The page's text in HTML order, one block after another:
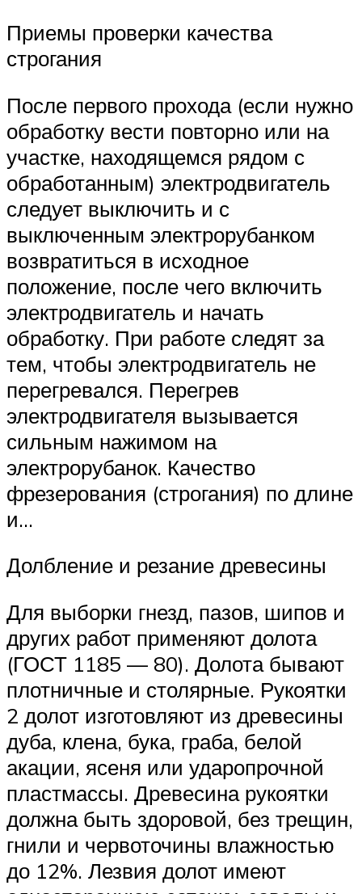
Приемы проверки качества
строгания
После первого прохода (если нужно
обработку вести повторно или на
участке, находящемся рядом с
обработанным) электродвигатель
следует выключить и с
выключенным электрорубанком
возвратиться в исходное
положение, после чего включить
электродвигатель и начать
обработку. При работе следят за
тем, чтобы электродвигатель не
перегревался. Перегрев
электродвигателя вызывается
сильным нажимом на
электрорубанок. Качество
фрезерования (строгания) по длине
и…
Долбление и резание древесины
Для выборки гнезд, пазов, шипов и
других работ применяют долота
(ГОСТ 1185 — 80). Долота бывают
плотничные и столярные. Рукоятки
2 долот изготовляют из древесины
дуба, клена, бука, граба, белой
акации, ясеня или ударопрочной
пластмассы. Древесина рукоятки
должна быть здоровой, без трещин,
гнили и червоточины влажностью
до 12%. Лезвия долот имеют